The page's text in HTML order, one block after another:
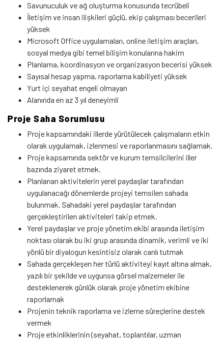
Savunuculuk ve ağ oluşturma konusunda tecrübeli
İletişim ve insan ilişkileri güçlü, ekip çalışması becerileri
yüksek
Microsoft Office uygulamaları, online iletişim araçları,
sosyal medya gibi temel bilişim konularına hakim
Planlama, koordinasyon ve organizasyon becerisi yüksek
Sayısal hesap yapma, raporlama kabiliyeti yüksek
Yurt içi seyahat engeli olmayan
Alanında en az 3 yıl deneyimli
Proje Saha Sorumlusu
Proje kapsamındaki illerde yürütülecek çalışmaların etkin
olarak uygulamak, izlenmesi ve raporlanmasını sağlamak.
Proje kapsamında sektör ve kurum temsilcilerini iller
bazında ziyaret etmek.
Planlanan aktivitelerin yerel paydaşlar tarafından
uygulanacağı dönemlerde projeyi temsilen sahada
bulunmak. Sahadaki yerel paydaşlar tarafından
gerçekleştirilen aktiviteleri takip etmek.
Yerel paydaşlar ve proje yönetim ekibi arasında iletişim
noktası olarak bu iki grup arasında dinamik, verimli ve iki
yönlü bir diyalogun kesintisiz olarak canlı tutmak
Sahada gerçekleşen her türlü aktiviteyi kayıt altına almak,
yazılı bir şekilde ve uygunsa görsel malzemeler ile
desteklenerek günlük olarak proje yönetim ekibine
raporlamak
Projenin teknik raporlama ve izleme süreçlerine destek
vermek
Proje etkinliklerinin (seyahat, toplantılar, uzman